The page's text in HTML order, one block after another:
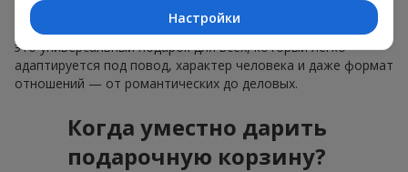
Купить подарочные корзины — это не просто приобрести
банальную вещь. Сегодня купить подарочные корзины —
это универсальный подарок для всех, который легко
адаптируется под повод, характер человека и даже формат
отношений — от романтических до деловых.
Когда уместно дарить
подарочную корзину?
Настройки